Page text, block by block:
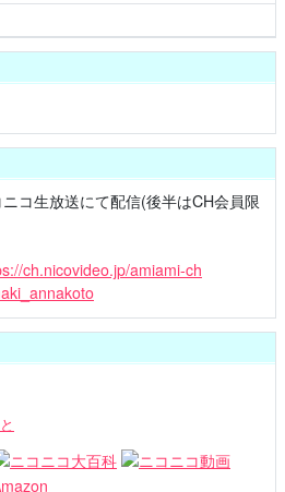
コ生放送にて配信(後半はCH会員限
ch.nicovideo.jp/amiami-ch